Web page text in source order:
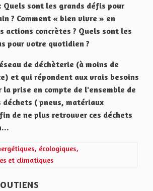
Quels sont les grands défis pour
? Comment « bien vivre » en
actions concrètes ? Quels sont les
pour votre quotidien ?
de déchèterie (à moins de
et qui répondent aux vrais besoins
la prise en compte de l'ensemble de
( pneus, matériaux
de ne plus retrouver ces déchets
de la catégorie : Les transitions
écologiques,
et climatiques